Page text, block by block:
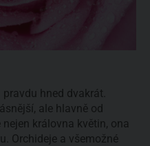
hned dvakrát.
ale hlavně od
královna květin, ona
Orchideje a všemožné